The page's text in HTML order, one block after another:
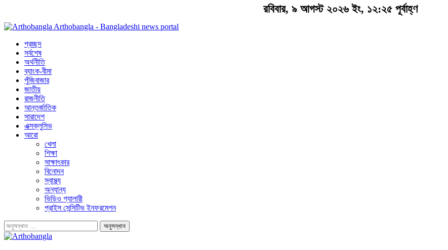
রবিবার, ৯ আগস্ট ২০২৬ ইং, ১২:২৫ পূর্বাহ্ণ
Arthobangla - Bangladeshi news portal
প্রচ্ছদ
সর্বশেষ
অর্থনীতি
ব্যাংক-বীমা
পুঁজিবাজার
জাতীয়
রাজনীতি
আন্তর্জাতিক
সারাদেশ
এক্সক্লুসিভ
আরো
খেলা
শিক্ষা
সাক্ষাৎকার
বিনোদন
স্বাস্থ্য
অন্যান্য
ভিডিও গ্যালারী
প্রাইস সেন্সিটিভ ইনফরমেশন